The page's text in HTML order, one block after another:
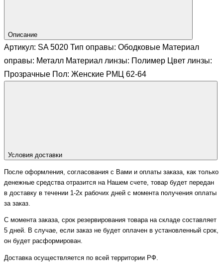
Описание
Артикул: SA 5020 Тип оправы: Ободковые Материал
оправы: Металл Материал линзы: Полимер Цвет линзы:
Прозрачные Пол: Женские РМЦ 62-64
Условия доставки
После оформления, согласования с Вами и оплаты заказа, как только
денежные средства отразится на Нашем счете, товар будет передан
в доставку в течении 1-2х рабочих дней с момента получения оплаты
за заказ.
С момента заказа, срок резервирования товара на складе составляет
5 дней. В случае, если заказ не будет оплачен в установленный срок,
он будет расформирован.
Доставка осуществляется по всей территории РФ.